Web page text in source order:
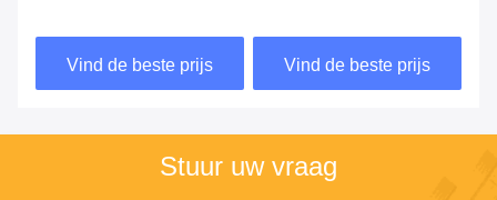
toegangsbeheer
Vind de beste prijs
parkeerbarrière voor
efficiënte verkeersleiding
Vind de beste prijs
Stuur uw vraag